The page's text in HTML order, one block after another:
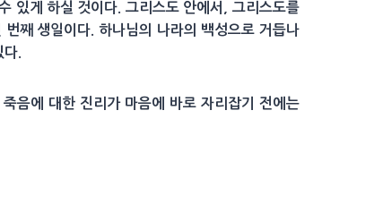
있게 하실 것이다. 그리스도 안에서, 그리스도를
째 생일이다. 하나님의 나라의 백성으로 거듭나
.
음에 대한 진리가 마음에 바로 자리잡기 전에는